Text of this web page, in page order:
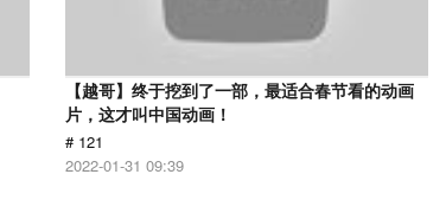
【越哥】终于挖到了一部，最适合春节看的动画
片，这才叫中国动画！
# 121
2022-01-31 09:39